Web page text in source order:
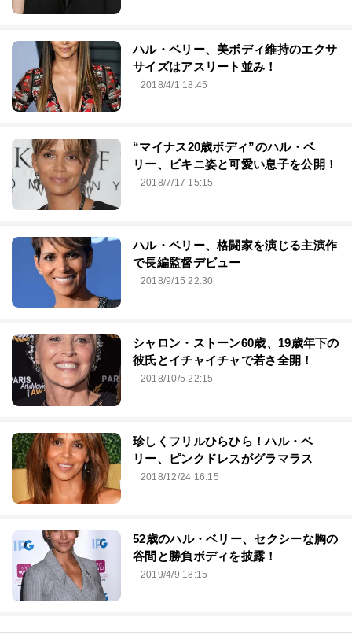
ハル・ベリー、美ボディ維持のエクサ
サイズはアスリート並み！
2018/4/1 18:45
“マイナス20歳ボディ”のハル・ベ
リー、ビキニ姿と可愛い息子を公開！
2018/7/17 15:15
ハル・ベリー、格闘家を演じる主演作
で長編監督デビュー
2018/9/15 22:30
シャロン・ストーン60歳、19歳年下の
彼氏とイチャイチャで若さ全開！
2018/10/5 22:15
珍しくフリルひらひら！ハル・ベ
リー、ピンクドレスがグラマラス
2018/12/24 16:15
52歳のハル・ベリー、セクシーな胸の
谷間と勝負ボディを披露！
2019/4/9 18:15